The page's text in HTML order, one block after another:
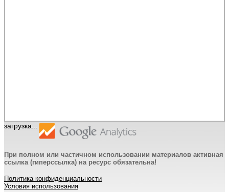
загрузка...
При полном или частичном использовании материалов активная
ссылка (гиперссылка) на ресурс обязательна!
Политика конфиденциальности
Условия использования